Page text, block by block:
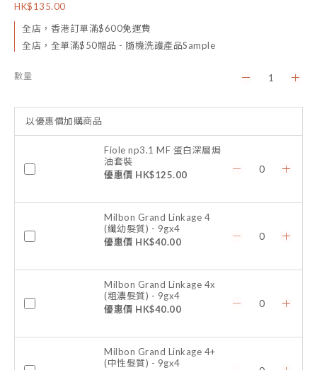
HK$135.00
全店，香港訂單滿$600免運費
全店，全單滿$50贈品 - 隨機洗護產品Sample
數量
以優惠價加購商品
Fiole np3.1 MF 蛋白深層焗
油套裝
優惠價 HK$125.00
Milbon Grand Linkage 4
(纖幼髮質) - 9gx4
優惠價 HK$40.00
Milbon Grand Linkage 4x
(粗濃髮質) - 9gx4
優惠價 HK$40.00
Milbon Grand Linkage 4+
(中性髮質) - 9gx4